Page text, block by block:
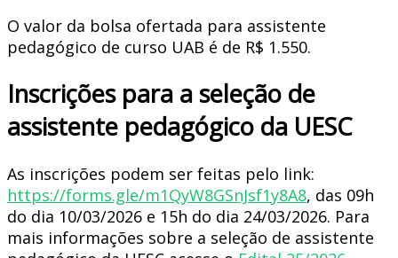
O valor da bolsa ofertada para assistente
pedagógico de curso UAB é de R$ 1.550.
Inscrições para a seleção de
assistente pedagógico da UESC
As inscrições podem ser feitas pelo link:
https://forms.gle/m1QyW8GSnJsf1y8A8, das 09h
do dia 10/03/2026 e 15h do dia 24/03/2026. Para
mais informações sobre a seleção de assistente